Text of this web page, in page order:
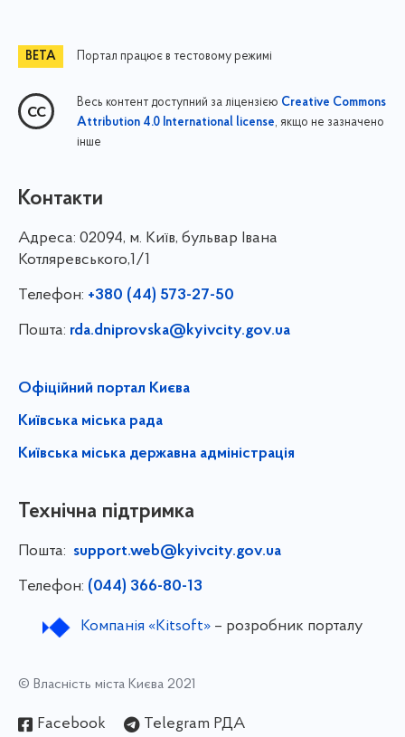
Портал працює в тестовому режимі
Весь контент доступний за ліцензією Creative Commons
Attribution 4.0 International license, якщо не зазначено
інше
Контакти
Адреса: 02094, м. Київ, бульвар Івана
Котляревського,1/1
Телефон: +380 (44) 573-27-50
Пошта: rda.dniprovska@kyivcity.gov.ua
Офіційний портал Києва
Київська міська рада
Київська міська державна адміністрація
Технічна підтримка
Пошта: support.web@kyivcity.gov.ua
Телефон: (044) 366-80-13
Компанія «Kitsoft»– розробник порталу
© Власність міста Києва 2021
Facebook Telegram РДА